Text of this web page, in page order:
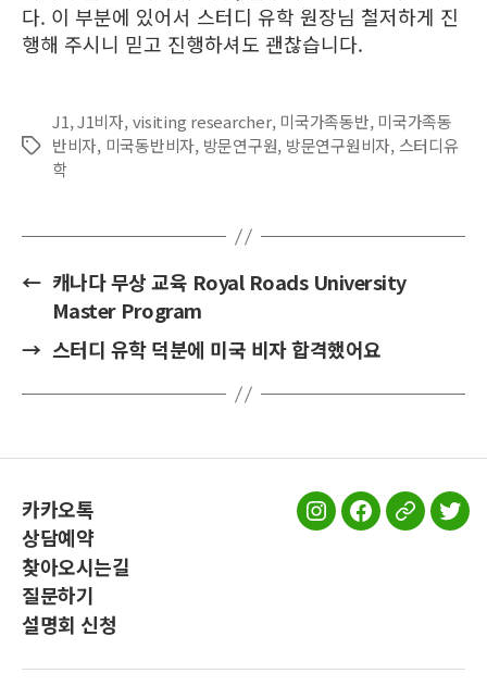
다. 이 부분에 있어서 스터디 유학 원장님 철저하게 진
행해 주시니 믿고 진행하셔도 괜찮습니다.
Tags
J1,J1비자, visiting researcher, 미국가족동반, 미국가족동
반비자, 미국동반비자, 방문연구원, 방문연구원비자, 스터디유
학
← 캐나다 무상 교육 Royal Roads University
Master Program
→ 스터디 유학 덕분에 미국 비자 합격했어요
카카오톡
상담예약
찾아오시는길
질문하기
설명회 신청
스
인
스
페
스
공
스
트